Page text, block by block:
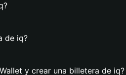
de iq?
y crear una billetera de iq?